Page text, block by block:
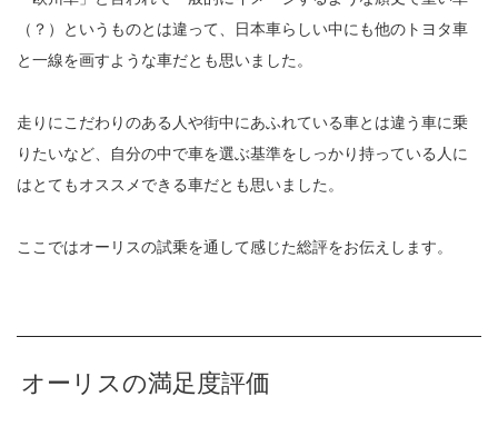
（？）というものとは違って、日本車らしい中にも他のトヨタ車
と一線を画すような車だとも思いました。
走りにこだわりのある人や街中にあふれている車とは違う車に乗
りたいなど、自分の中で車を選ぶ基準をしっかり持っている人に
はとてもオススメできる車だとも思いました。
ここではオーリスの試乗を通して感じた総評をお伝えします。
オーリスの満足度評価